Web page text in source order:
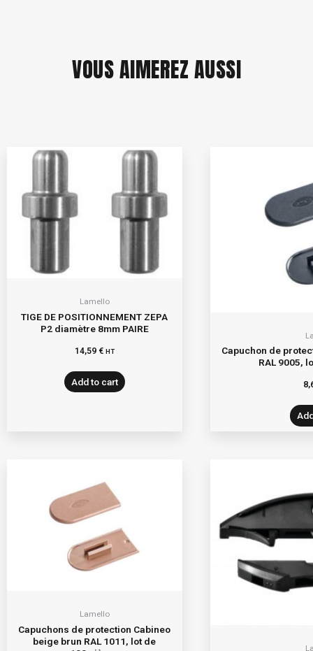
VOUS AIMEREZ AUSSI
Lamello
TIGE DE POSITIONNEMENT ZEPA
P2 diamètre 8mm PAIRE
14,59 € HT
Add to cart
Capuchon de
RAL 9005,
Lamello
Capuchons de protection Cabineo
beige brun RAL 1011, lot de